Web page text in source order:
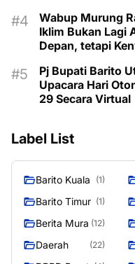
Wabup Murung
Iklim Bukan Lagi
Depan, tetapi
Pj Bupati Barito
Upacara Hari
29 Secara Virtual
Label List
Barito Kuala (1)
Barito Timur (1)
Berita Mura (12)
Daerah (22)